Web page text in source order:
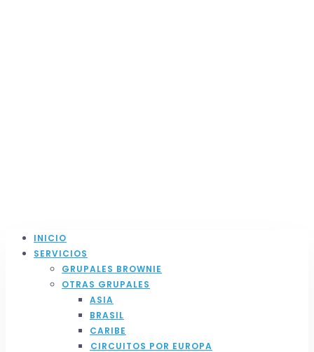
INICIO
SERVICIOS
GRUPALES BROWNIE
OTRAS GRUPALES
ASIA
BRASIL
CARIBE
⁠CIRCUITOS POR EUROPA